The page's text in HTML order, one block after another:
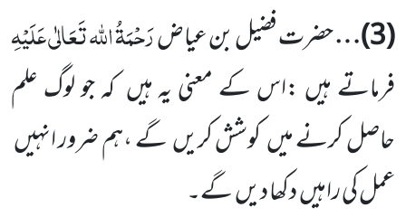
(
3
)…حضرت فضیل بن عیاضرَحْمَۃُ اللہ تَعَالٰی عَلَیْہِ
فرماتے ہیں :اس کے معنی یہ ہیں کہ جو لوگ علم
حاصل کرنے میںکوشش کریںگے ،ہم ضرور انہیں
عمل کی راہیںدکھا دیںگے۔